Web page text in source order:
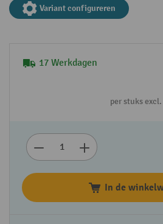
Variant configureren
17 Werkdagen
per stuks
In de